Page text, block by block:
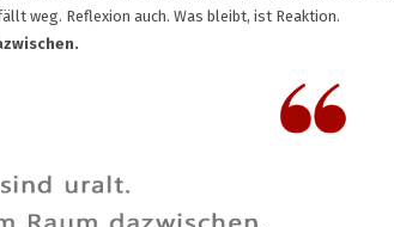
weg. Reflexion auch. Was bleibt, ist Reaktion.